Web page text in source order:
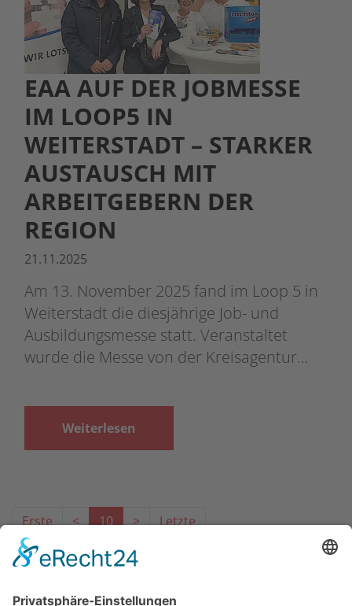
EAA AUF DER JOBMESSE
IM LOOP5 IN
WEITERSTADT – STARKER
AUSTAUSCH MIT
ARBEITGEBERN DER
REGION
21.11.2025
Am 13. November 2025 fand im Loop 5 in
Weiterstadt die diesjährige Job- und
Ausbildungsmesse statt. Veranstaltet
wurde die Messe von der Kreisagentur…
Weiterlesen
Erste < 10 > Letzte